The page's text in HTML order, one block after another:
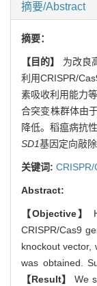
摘要/Abstract
摘要：
【目的】
为改良
利用CRISPR/
素吸收利用能力
合突变株群体由
降低。稻瘟病抗
SD1基因定向敲
关键词: CRISPR/
Abstract:
【Objective】
CRISPR/Cas9
knockout vector,
was obtained.
【Result】
We